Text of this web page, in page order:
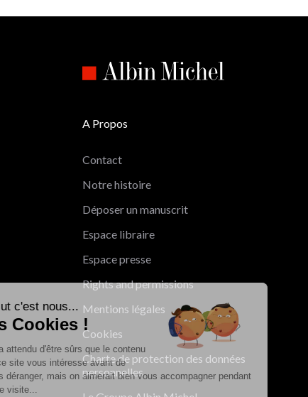
Salut c'est nous...
les Cookies !
On a attendu d'être sûrs que le contenu
de ce site vous intéresse avant de
vous déranger, mais on aimerait bien vous accompagner pendant
votre visite...
A Propos
Contact
Notre histoire
Déposer un manuscrit
Espace libraire
Espace presse
Rights and permissions
Mentions légales
Cookies
Charte de protection des données
personnelles